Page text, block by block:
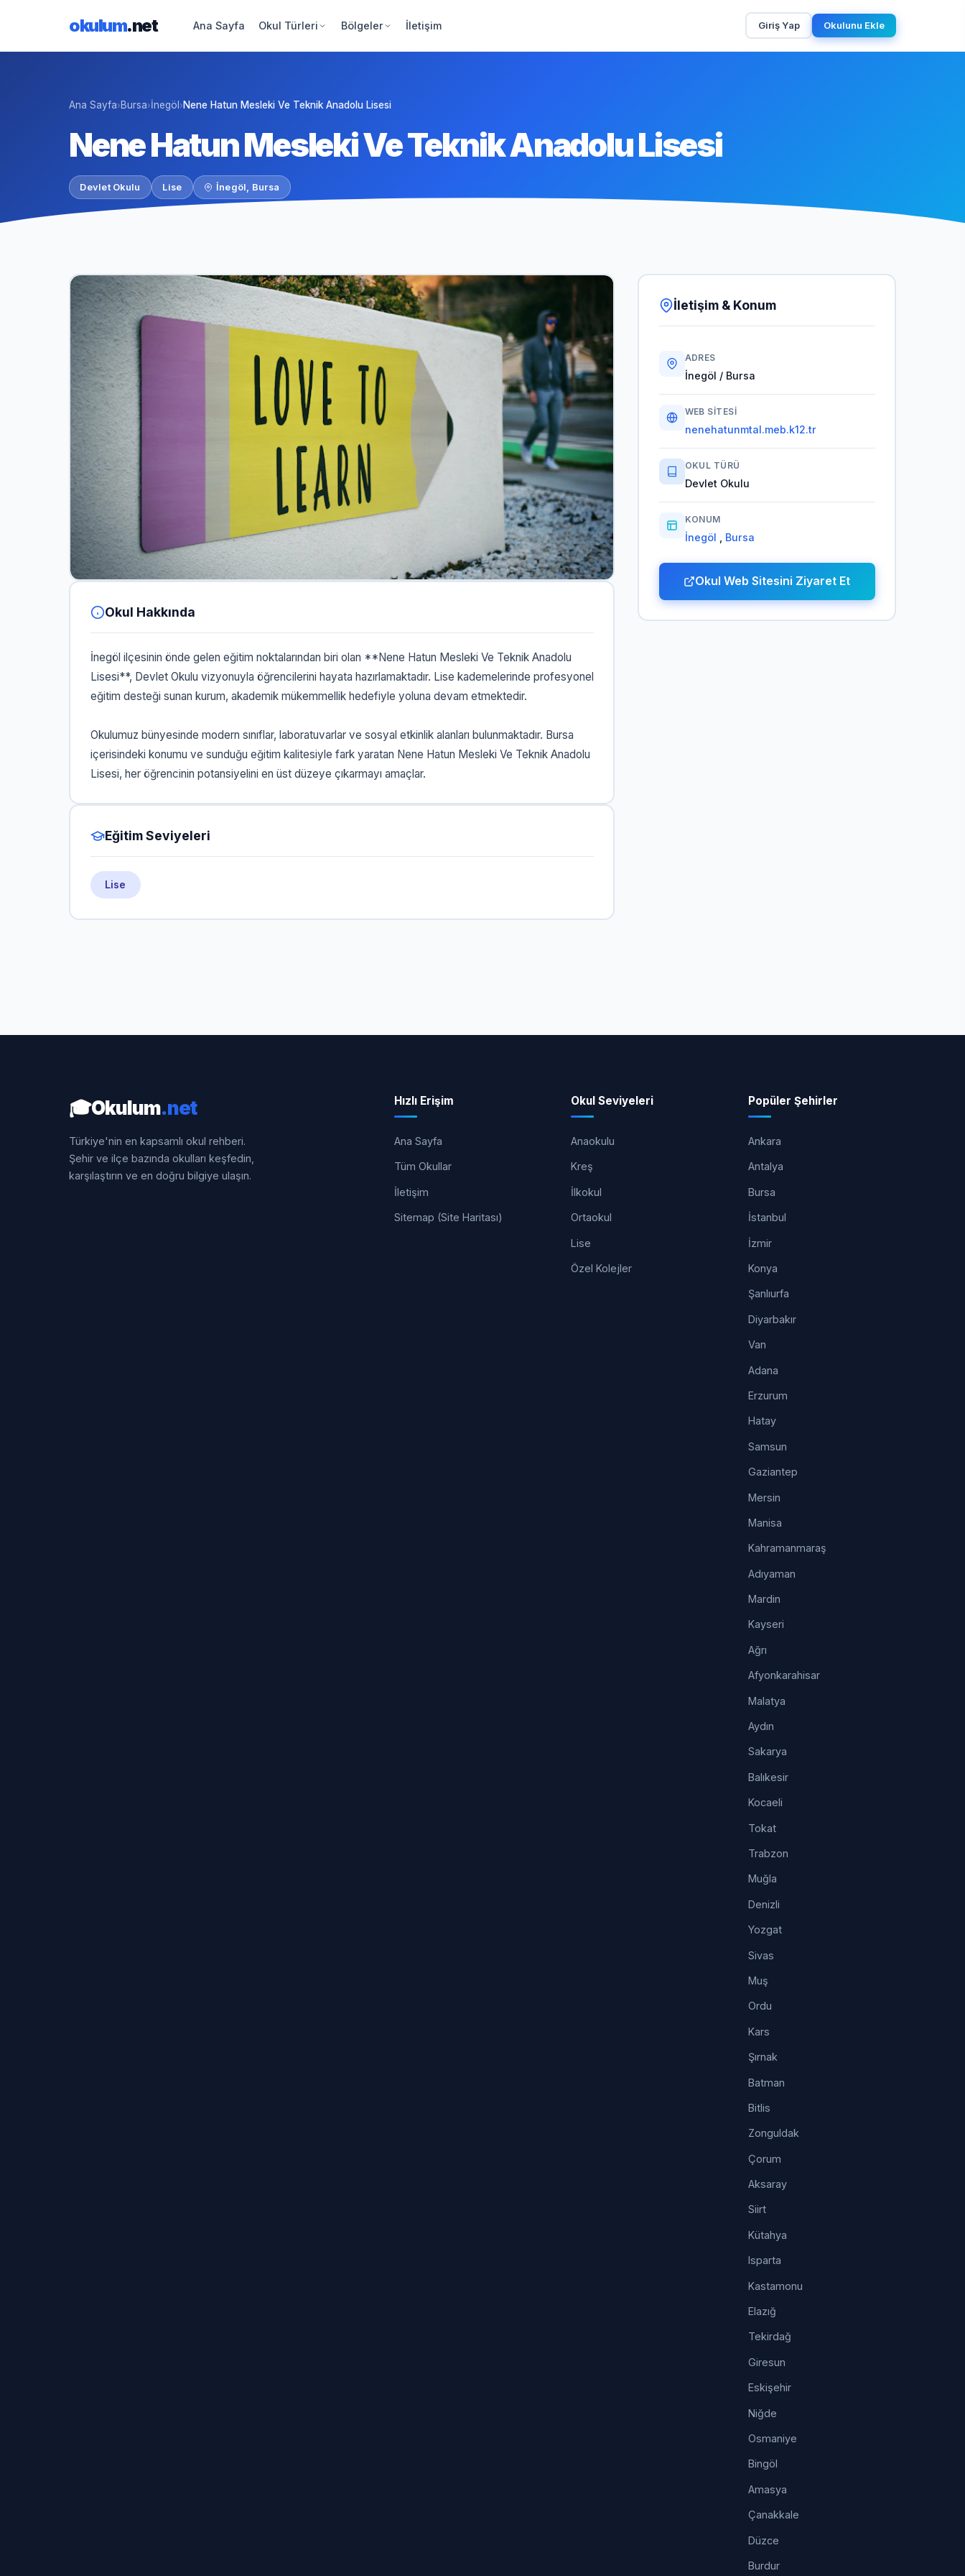
okulum.net Ana Sayfa Okul Türleri Bölgeler İletişim Giriş Yap Okulunu Ekle
Ana Sayfa› Bursa›İnegöl › Nene Hatun Mesleki Ve Teknik Anadolu Lisesi
Nene Hatun Mesleki Ve Teknik Anadolu Lisesi
Devlet Okulu Lise İnegöl, Bursa
Okul Hakkında
İnegöl ilçesinin önde gelen eğitim noktalarından biri olan **Nene Hatun Mesleki Ve Teknik Anadolu
Lisesi**, Devlet Okulu vizyonuyla öğrencilerini hayata hazırlamaktadır. Lise kademelerinde profesyonel
eğitim desteği sunan kurum, akademik mükemmellik hedefiyle yoluna devam etmektedir.
Okulumuz bünyesinde modern sınıflar, laboratuvarlar ve sosyal etkinlik alanları bulunmaktadır. Bursa
içerisindeki konumu ve sunduğu eğitim kalitesiyle fark yaratan Nene Hatun Mesleki Ve Teknik Anadolu
Lisesi, her öğrencinin potansiyelini en üst düzeye çıkarmayı amaçlar.
Eğitim Seviyeleri
Lise
İletişim & Konum
ADRES
İnegöl / Bursa
WEB SITESI
nenehatunmtal.meb.k12.tr
OKUL TÜRÜ
Devlet Okulu
KONUM
İnegöl Bursa
Okul Web Sitesini Ziyaret Et
🎓Okulum.net
Türkiye'nin en kapsamlı okul rehberi.
Şehir ve ilçe bazında okulları keşfedin,
karşılaştırın ve en doğru bilgiye ulaşın.
Hızlı Erişim
Ana Sayfa
Tüm Okullar
İletişim
Sitemap (Site Haritası)
Okul Seviyeleri
Anaokulu
Kreş
İlkokul
Ortaokul
Lise
Özel Kolejler
Popüler Şehirler
Ankara
Antalya
Bursa
İstanbul
İzmir
Konya
Şanlıurfa
Diyarbakır
Van
Adana
Erzurum
Hatay
Samsun
Gaziantep
Mersin
Manisa
Kahramanmaraş
Adıyaman
Mardin
Kayseri
Ağrı
Afyonkarahisar
Malatya
Aydın
Sakarya
Balıkesir
Kocaeli
Tokat
Trabzon
Muğla
Denizli
Yozgat
Sivas
Muş
Ordu
Kars
Şırnak
Batman
Bitlis
Zonguldak
Çorum
Aksaray
Siirt
Kütahya
Isparta
Kastamonu
Elazığ
Tekirdağ
Giresun
Eskişehir
Niğde
Osmaniye
Bingöl
Amasya
Çanakkale
Düzce
Burdur